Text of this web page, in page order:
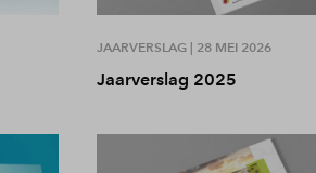
JAARVERSLAG | 28 MEI 2026
Jaarverslag 2025